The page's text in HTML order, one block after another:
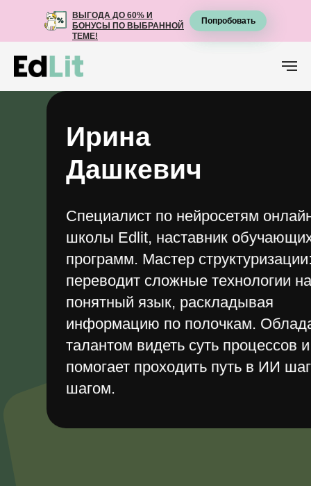
ВЫГОДА ДО 60% И
БОНУСЫ ПО ВЫБРАННОЙ
ТЕМЕ!
Попробовать
ВЫГОДА ДО 60% И
БОНУСЫ ПО ВЫБРАННОЙ
ТЕМЕ!
Попробовать
Ирина
Ирина
Специалист по нейросетям онлайн-
школы Edlit, наставник обучающих
программ. Мастер структуризации:
понятный язык, раскладывая
информацию по полочкам. Обладает
талантом видеть суть процессов и
помогает проходить путь в ИИ шаг за
шагом.
Мои курсы — это результат ежедневной
Я практикующий руководитель и
специалист, который внедряет ИИ-